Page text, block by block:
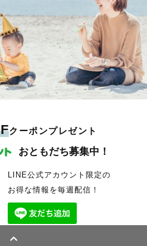
クーポンプレゼント
おともだち募集中！
LINE公式アカウント限定の
お得な情報を毎週配信！